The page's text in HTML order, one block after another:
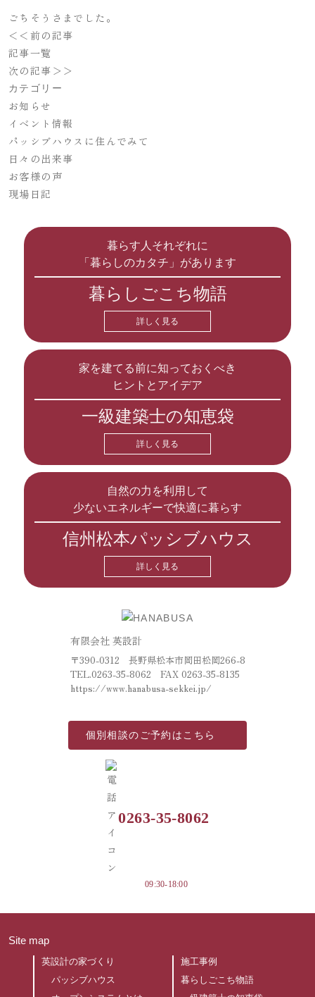
ごちそうさまでした。
＜＜前の記事
記事一覧
次の記事＞＞
カテゴリー
お知らせ
イベント情報
パッシブハウスに住んでみて
日々の出来事
お客様の声
現場日記
暮らす人それぞれに
「暮らしのカタチ」があります
暮らしごこち物語
詳しく見る
家を建てる前に知っておくべき
ヒントとアイデア
一級建築士の知恵袋
詳しく見る
自然の力を利用して
少ないエネルギーで快適に暮らす
信州松本パッシブハウス
詳しく見る
有限会社 英設計
〒390-0312 長野県松本市岡田松岡266-8
TEL.0263-35-8062 FAX 0263-35-8135
https://www.hanabusa-sekkei.jp/
個別相談の ご予約はこちら
0263-35-8062
09:30-18:00
Site map
英設計の家づくり
パッシブハウス
施工事例
暮らしごこち物語